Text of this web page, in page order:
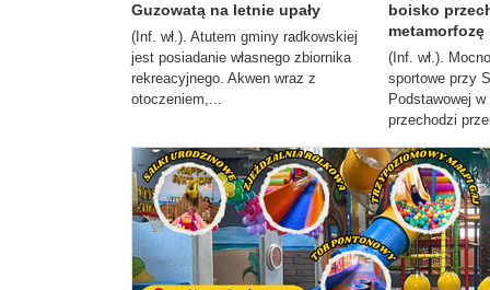
Guzowatą na letnie upały
(Inf. wł.). Atutem gminy radkowskiej
jest posiadanie własnego zbiornika
rekreacyjnego. Akwen wraz z
otoczeniem,...
boisko
metamorfozę
(Inf. wł.).
sportowe przy
Podstawowej
przechodzi